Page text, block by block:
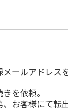
ールアドレス
を依頼。
お客様にて転